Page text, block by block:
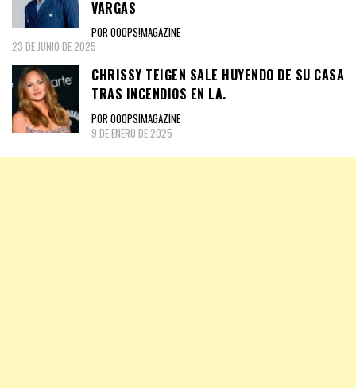
VARGAS
POR OOOPS!MAGAZINE
23 DE JUNIO DE 2025
CHRISSY TEIGEN SALE HUYENDO DE SU CASA
TRAS INCENDIOS EN LA.
POR OOOPS!MAGAZINE
9 DE ENERO DE 2025